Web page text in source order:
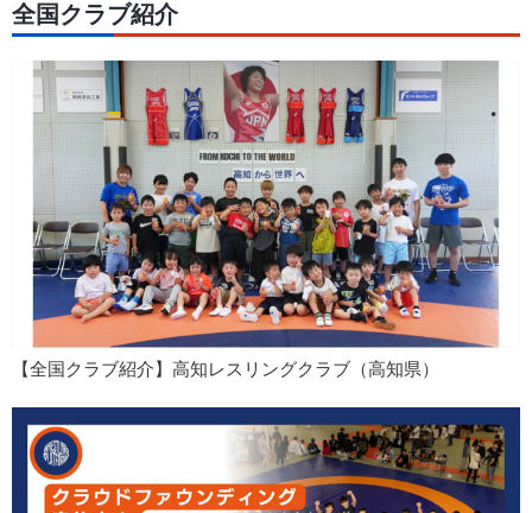
全国クラブ紹介
【全国クラブ紹介】高知レスリングクラブ（高知県）